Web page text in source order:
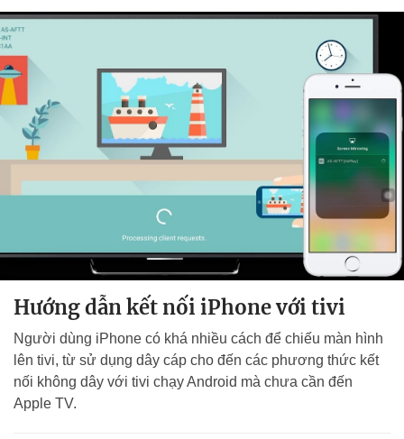
Hướng dẫn kết nối iPhone với tivi
Người dùng iPhone có khá nhiều cách để chiếu màn hình
lên tivi, từ sử dụng dây cáp cho đến các phương thức kết
nối không dây với tivi chạy Android mà chưa cần đến
Apple TV.